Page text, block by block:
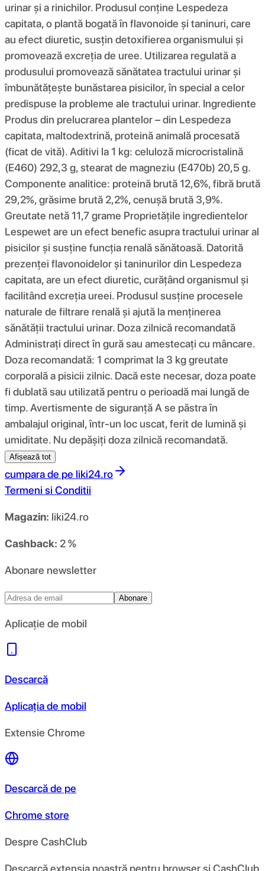
urinar și a rinichilor. Produsul conține Lespedeza
capitata, o plantă bogată în flavonoide și taninuri, care
au efect diuretic, susțin detoxifierea organismului și
promovează excreția de uree. Utilizarea regulată a
produsului promovează sănătatea tractului urinar și
îmbunătățește bunăstarea pisicilor, în special a celor
predispuse la probleme ale tractului urinar. Ingrediente
Produs din prelucrarea plantelor – din Lespedeza
capitata, maltodextrină, proteină animală procesată
(ficat de vită). Aditivi la 1 kg: celuloză microcristalină
(E460) 292,3 g, stearat de magneziu (E470b) 20,5 g.
Componente analitice: proteină brută 12,6%, fibră brută
29,2%, grăsime brută 2,2%, cenușă brută 3,9%.
Greutate netă 11,7 grame Proprietățile ingredientelor
Lespewet are un efect benefic asupra tractului urinar al
pisicilor și susține funcția renală sănătoasă. Datorită
prezenței flavonoidelor și taninurilor din Lespedeza
capitata, are un efect diuretic, curățând organismul și
facilitând excreția ureei. Produsul susține procesele
naturale de filtrare renală și ajută la menținerea
sănătății tractului urinar. Doza zilnică recomandată
Administrați direct în gură sau amestecați cu mâncare.
Doza recomandată: 1 comprimat la 3 kg greutate
corporală a pisicii zilnic. Dacă este necesar, doza poate
fi dublată sau utilizată pentru o perioadă mai lungă de
timp. Avertismente de siguranță A se păstra în
ambalajul original, într-un loc uscat, ferit de lumină și
umiditate. Nu depășiți doza zilnică recomandată.
Afișează tot
cumpara de pe liki24.ro
Termeni si Conditii
Magazin: liki24.ro
Cashback: 2 %
Abonare newsletter
Abonare
Aplicație de mobil
Descarcă
Aplicația de mobil
Extensie Chrome
Descarcă de pe
Chrome store
Despre CashClub
Descarcă extensia noastră pentru browser și CashClub